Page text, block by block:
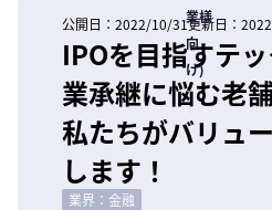
業様
向
け)
公開日： 2022/10/31更新日：
IPOを目指すテ
業承継に悩む老
私たちがバリュ
します！
業界：金融